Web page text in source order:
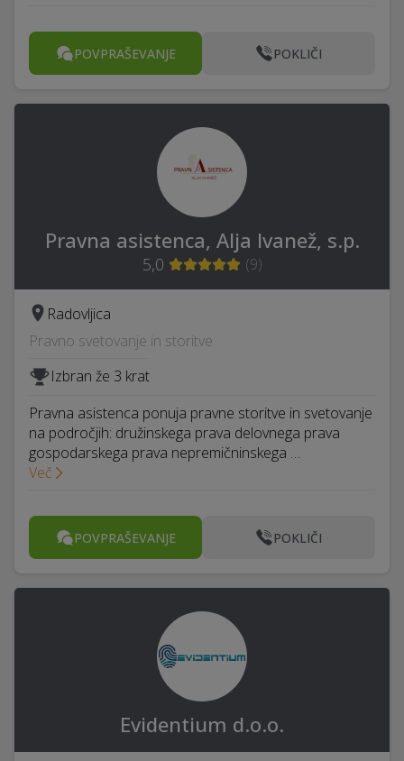
POVPRAŠEVANJE POKLIČI
Pravna asistenca, Alja Ivanež, s.p.
5,0 (9)
Radovljica
Pravno svetovanje in storitve
Izbran že 3 krat
Pravna asistenca ponuja pravne storitve in svetovanje
na področjih: družinskega prava delovnega prava
gospodarskega prava nepremičninskega …
Več
POVPRAŠEVANJE POKLIČI
Evidentium d.o.o.